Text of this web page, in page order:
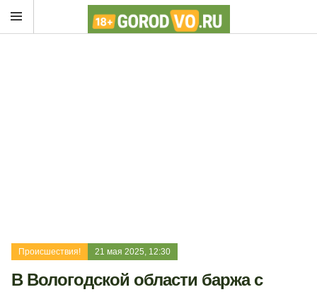
Происшествия! 21 мая 2025, 12:30
В Вологодской области баржа с